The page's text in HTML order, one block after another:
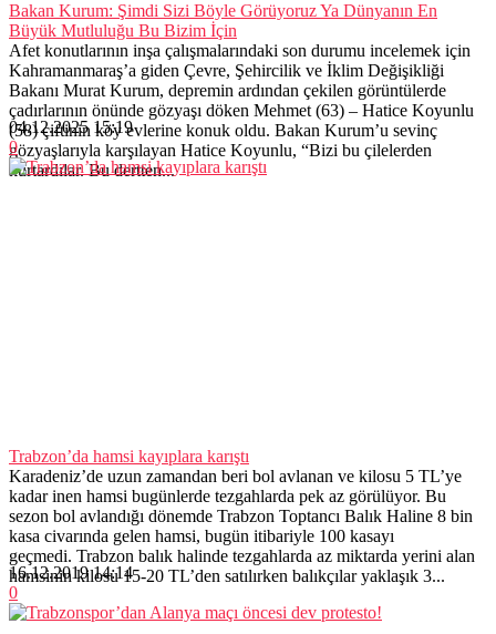
Bakan Kurum: Şimdi Sizi Böyle Görüyoruz Ya Dünyanın En
Büyük Mutluluğu Bu Bizim İçin
Afet konutlarının inşa çalışmalarındaki son durumu incelemek için
Kahramanmaraş’a giden Çevre, Şehircilik ve İklim Değişikliği
Bakanı Murat Kurum, depremin ardından çekilen görüntülerde
çadırlarının önünde gözyaşı döken Mehmet (63) – Hatice Koyunlu
(58) çiftinin köy evlerine konuk oldu. Bakan Kurum’u sevinç
gözyaşlarıyla karşılayan Hatice Koyunlu, “Bizi bu çilelerden
kurtardılar. Bu dertten...
04.12.2025 15:19
0
Trabzon’da hamsi kayıplara karıştı
Karadeniz’de uzun zamandan beri bol avlanan ve kilosu 5 TL’ye
kadar inen hamsi bugünlerde tezgahlarda pek az görülüyor. Bu
sezon bol avlandığı dönemde Trabzon Toptancı Balık Haline 8 bin
kasa civarında gelen hamsi, bugün itibariyle 100 kasayı
geçmedi. Trabzon balık halinde tezgahlarda az miktarda yerini alan
hamsinin kilosu 15-20 TL’den satılırken balıkçılar yaklaşık 3...
16.12.2019 14:14
0